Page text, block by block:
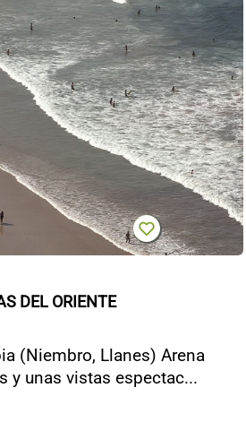
DEL ORIENTE
(Niembro, Llanes) Arena
y unas vistas espectac...